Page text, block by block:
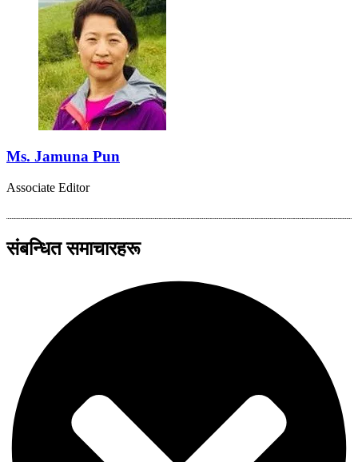
Ms. Jamuna Pun
Associate Editor
संबन्धित समाचारहरू